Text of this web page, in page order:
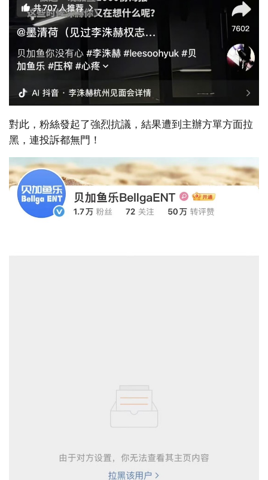
對此，粉絲發起了強烈抗議，結果遭到主辦方單方面拉
黑，連投訴都無門！